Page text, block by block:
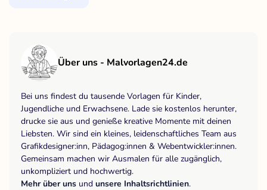
Über uns - Malvorlagen24.de
Bei uns findest du tausende Vorlagen für Kinder,
Jugendliche und Erwachsene. Lade sie kostenlos herunter,
drucke sie aus und genieße kreative Momente mit deinen
Liebsten. Wir sind ein kleines, leidenschaftliches Team aus
Grafikdesigner:inn, Pädagog:innen & Webentwickler:innen.
Gemeinsam machen wir Ausmalen für alle zugänglich,
unkompliziert und hochwertig.
Mehr über uns und unsere Inhaltsrichtlinien.